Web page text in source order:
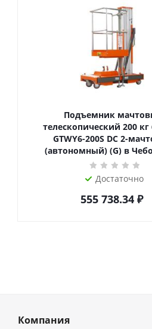
Подъемник
телескопический 200 кг 6 м TOR
GTWY6-200S DC 2-
(автономный) (G) в
Достаточно
555 738.34₽
Компания